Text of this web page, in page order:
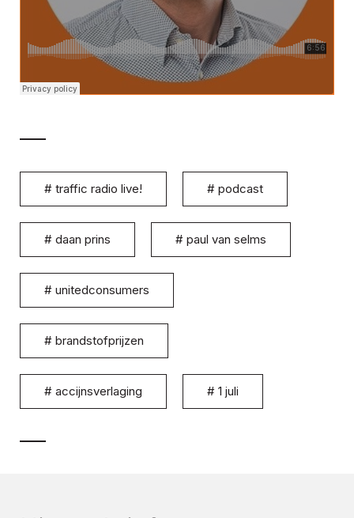
# traffic radio live! # podcast
# daan prins # paul van selms
# unitedconsumers
# brandstofprijzen
# accijnsverlaging # 1 juli